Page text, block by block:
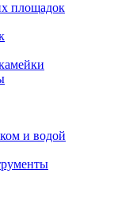
площадок
и водой